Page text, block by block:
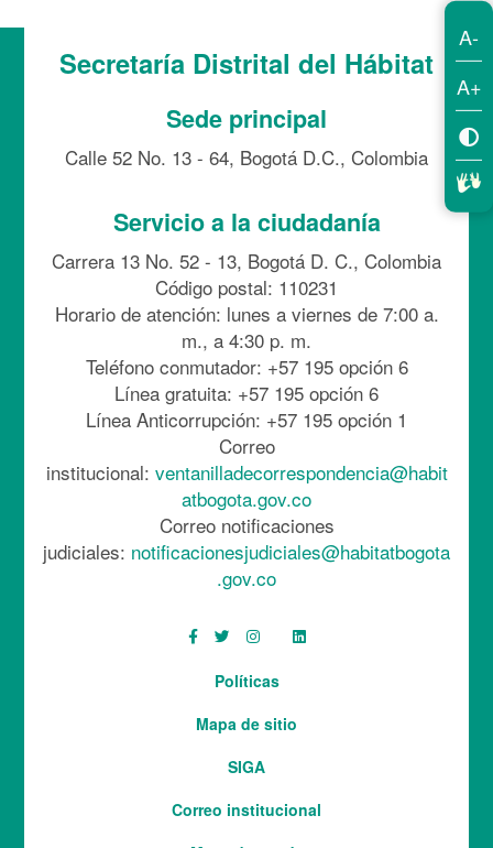
Secretaría Distrital del Hábitat
Sede principal
Calle 52 No. 13 - 64, Bogotá D.C., Colombia
Servicio a la ciudadanía
Carrera 13 No. 52 - 13, Bogotá D. C., Colombia
Código postal: 110231
Horario de atención: lunes a viernes de 7:00 a.
m., a 4:30 p. m.
Teléfono conmutador: +57 195 opción 6
Línea gratuita: +57 195 opción 6
Línea Anticorrupción: +57 195 opción 1
Correo
institucional: ventanilladecorrespondencia@habit
atbogota.gov.co
Correo notificaciones
judiciales: notificacionesjudiciales@habitatbogota
.gov.co
facebook
twitterinstagram
youtube
linkedin
Políticas
Mapa de sitio
SIGA
Correo institucional
A-
A+